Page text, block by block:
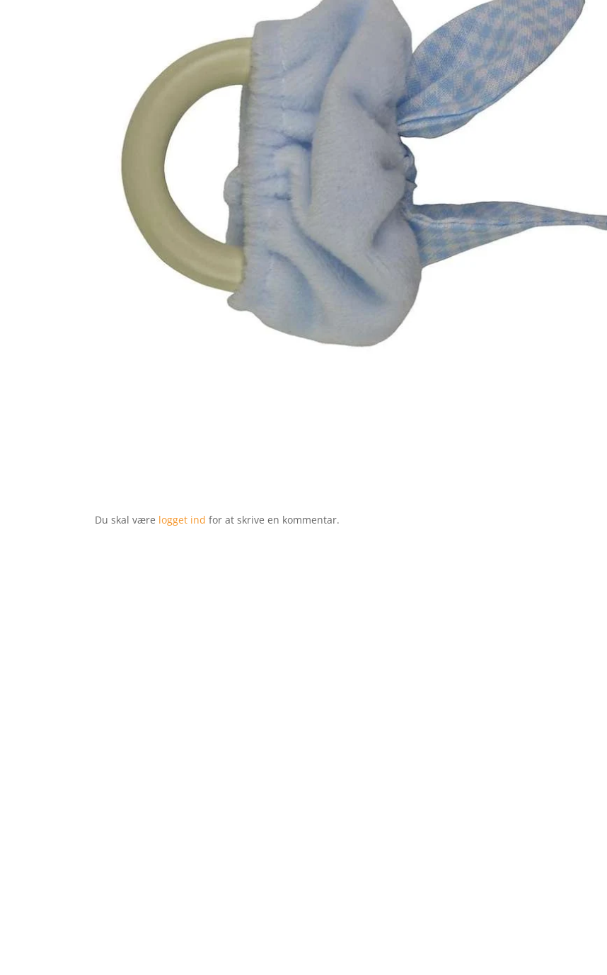
Du skal være logget ind for at skrive en kommentar.